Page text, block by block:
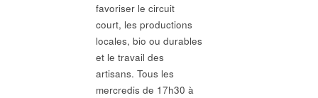
favoriser le circuit
court, les productions
locales, bio ou durables
et le travail des
artisans. Tous les
mercredis de 17h30 à